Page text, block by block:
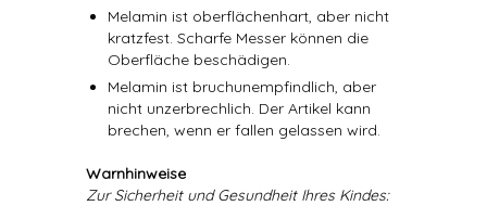
Melamin ist oberflächenhart, aber nicht
kratzfest. Scharfe Messer können die
Oberfläche beschädigen.
Melamin ist bruchunempfindlich, aber
nicht unzerbrechlich. Der Artikel kann
brechen, wenn er fallen gelassen wird.
Warnhinweise
Zur Sicherheit und Gesundheit Ihres Kindes: